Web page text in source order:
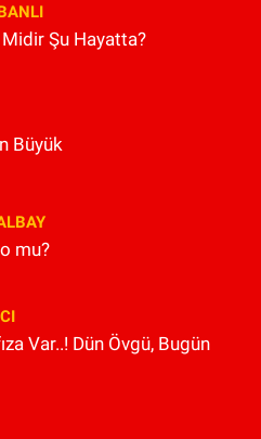
Şu Hayatta?
Büyük
mu?
Var..! Dün Övgü, Bugün